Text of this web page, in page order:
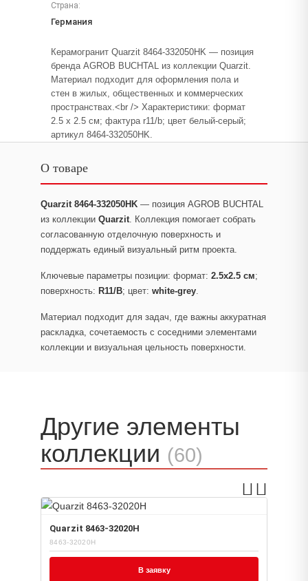
Страна:
Германия
Керамогранит Quarzit 8464-332050HK — позиция
бренда AGROB BUCHTAL из коллекции Quarzit.
Материал подходит для оформления пола и
стен в жилых, общественных и коммерческих
пространствах.<br /> Характеристики: формат
2.5 x 2.5 см; фактура r11/b; цвет белый-серый;
артикул 8464-332050HK.
О товаре
Quarzit 8464-332050HK — позиция AGROB BUCHTAL
из коллекции Quarzit. Коллекция помогает собрать
согласованную отделочную поверхность и
поддержать единый визуальный ритм проекта.
Ключевые параметры позиции: формат: 2.5x2.5 см;
поверхность: R11/B; цвет: white-grey.
Материал подходит для задач, где важны аккуратная
раскладка, сочетаемость с соседними элементами
коллекции и визуальная цельность поверхности.
Другие элементы
коллекции (60)
Quarzit 8463-32020H
8463-32020H
В заявку